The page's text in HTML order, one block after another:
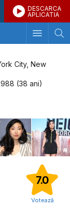
DESCARCA
APLICATIA
City, New
(38 ani)
7.0
Votează